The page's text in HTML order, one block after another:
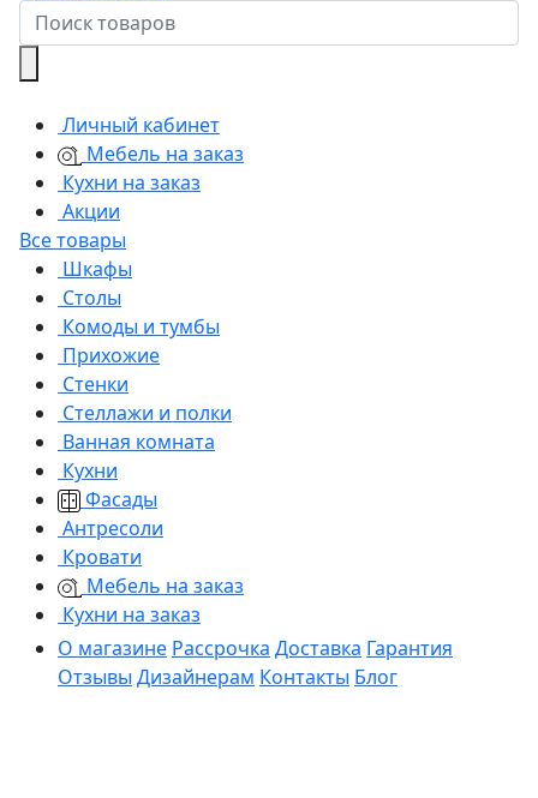
Личный кабинет
Мебель на заказ
Кухни на заказ
Акции
Все товары
Шкафы
Столы
Комоды и тумбы
Прихожие
Стенки
Стеллажи и полки
Ванная комната
Кухни
Фасады
Антресоли
Кровати
Мебель на заказ
Кухни на заказ
О магазине Рассрочка Доставка Гарантия
Отзывы Дизайнерам Контакты Блог